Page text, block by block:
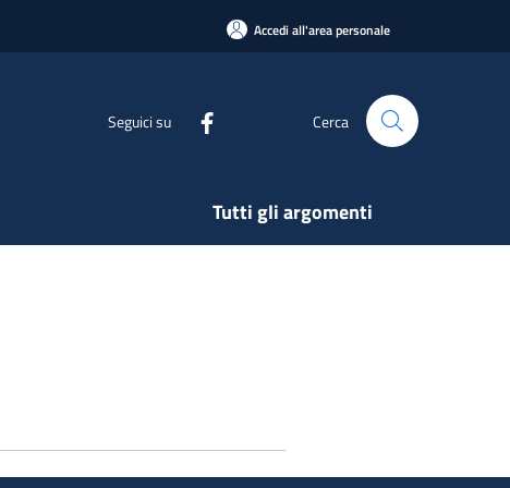
Accedi all'area personale
Seguici su Cerca
Tutti gli argomenti